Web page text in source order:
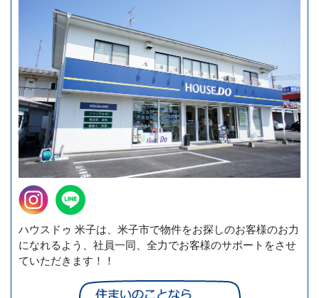
ハウスドゥ 米子は、米子市で物件をお探しのお客様のお力
になれるよう、社員一同、全力でお客様のサポートをさせ
ていただきます！！